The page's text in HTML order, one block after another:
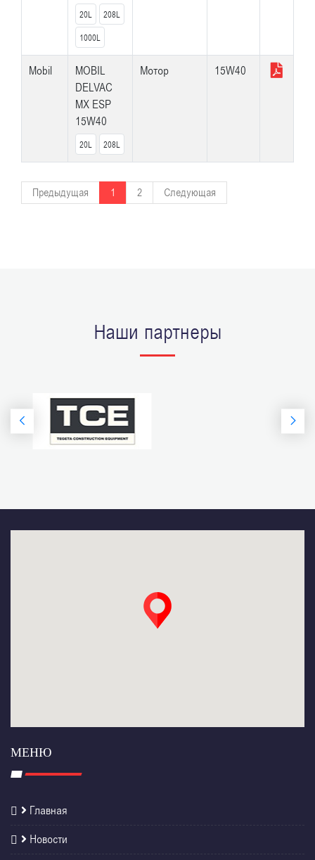
20L 208L
1000L
Mobil
MOBIL
DELVAC
MX ESP
15W40
20L 208L
Мотор 15W40
Предыдущая 1 2 Следующая
Наши партнеры
МЕНЮ
Главная
Новости